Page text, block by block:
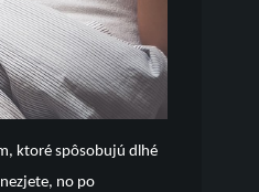
ktoré spôsobujú dlhé
no po